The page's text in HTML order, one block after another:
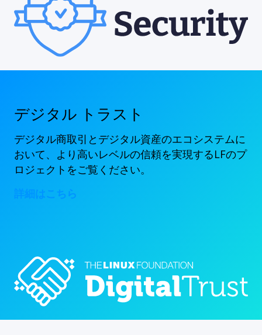
デジタル トラスト
デジタル商取引とデジタル資産のエコシステムに
おいて、より高いレベルの信頼を実現するLFのプ
ロジェクトをご覧ください。
詳細はこちら